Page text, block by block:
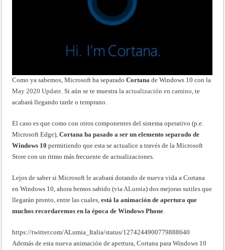
Como ya sabemos, Microsoft ha separadoCortanade Windows 10 con la
May 2020 Update. Si aún se te muestra laactualización en camino, te
acabará llegando tarde o temprano.
El caso es que como con otros componentes del sistema operativo (p.e.
Microsoft Edge),Cortana ha pasado a ser un elemento separado de
Windows 10 permitiendo que esta se actualice a través de la Microsoft
Store con un ritmo más frecuente de actualizaciones.
Lejos de saber si Microsoft le acabará dotando de nueva vida a Cortana
en Windows 10, ahora hemos sabido (viaALumia) dos mejoras sutiles que
llegarán pronto, entre las cuales,está la animación de apertura que
muchos recordaremos en la época de Windows Phone.
https://twitter.com/ALumia_Italia/status/1274244900779888640
Además de esta nueva animación de apertura, Cortana para Windows 10